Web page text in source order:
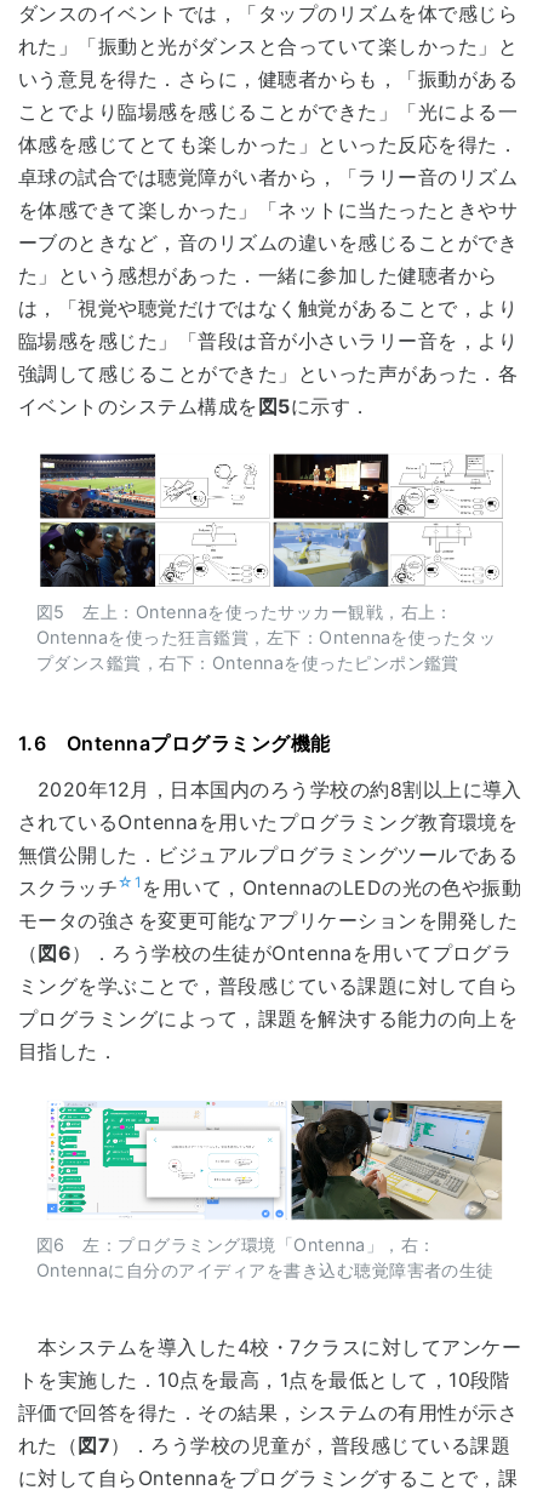
ダンスのイベントでは，「タップのリズムを体で感じら
れた」「振動と光がダンスと合っていて楽しかった」と
いう意見を得た．さらに，健聴者からも，「振動がある
ことでより臨場感を感じることができた」「光による一
体感を感じてとても楽しかった」といった反応を得た．
卓球の試合では聴覚障がい者から，「ラリー音のリズム
を体感できて楽しかった」「ネットに当たったときやサ
ーブのときなど，音のリズムの違いを感じることができ
た」という感想があった．一緒に参加した健聴者から
は，「視覚や聴覚だけではなく触覚があることで，より
臨場感を感じた」「普段は音が小さいラリー音を，より
強調して感じることができた」といった声があった．各
イベントのシステム構成を 図5に示す．
図5 左上：Ontennaを使ったサッカー観戦，右上：
Ontennaを使った狂言鑑賞，左下：Ontennaを使ったタッ
プダンス鑑賞，右下：Ontennaを使ったピンポン鑑賞
1.6 Ontennaプログラミング機能
2020年12月，日本国内のろう学校の約8割以上に導入
されているOntennaを用いたプログラミング教育環境を
無償公開した．ビジュアルプログラミングツールである
スクラッチ☆1 を用いて，OntennaのLEDの光の色や振動
モータの強さを変更可能なアプリケーションを開発した
（ 図6）．ろう学校の生徒がOntennaを用いてプログラ
ミングを学ぶことで，普段感じている課題に対して自ら
プログラミングによって，課題を解決する能力の向上を
目指した．
図6 左：プログラミング環境「Ontenna」，右：
Ontennaに自分のアイディアを書き込む聴覚障害者の生徒
本システムを導入した4校・7クラスに対してアンケー
トを実施した．10点を最高，1点を最低として，10段階
評価で回答を得た．その結果，システムの有用性が示さ
れた（図7）．ろう学校の児童が，普段感じている課題
に対して自らOntennaをプログラミングすることで，課